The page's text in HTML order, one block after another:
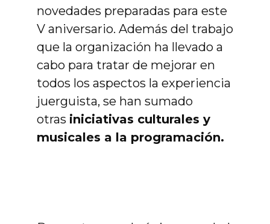
novedades preparadas para este
V aniversario. Además del trabajo
que la organización ha llevado a
cabo para tratar de mejorar en
todos los aspectos la experiencia
juerguista, se han sumado
otras iniciativas culturales y
musicales a la programación.